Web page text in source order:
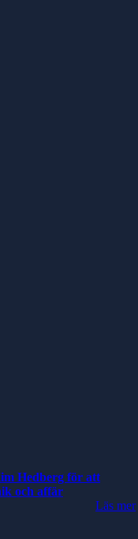
Hedberg för att
och affär
Läs mer